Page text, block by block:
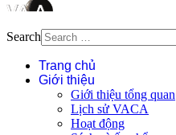
Search
Trang chủ
Giới thiệu
Giới thiệu tổng quan
Lịch sử VACA
Hoạt động